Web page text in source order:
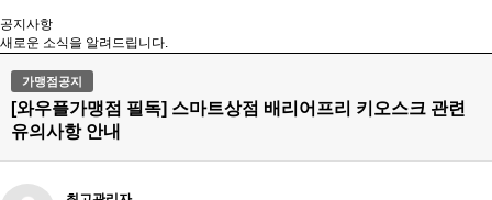
공지사항
새로운 소식을 알려드립니다.
가맹점공지
[와우플가맹점 필독] 스마트상점 배리어프리 키오스크 관련
유의사항 안내